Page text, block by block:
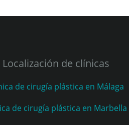
Localización de clínicas
de cirugía plástica en Málaga
de cirugía plástica en Marbella